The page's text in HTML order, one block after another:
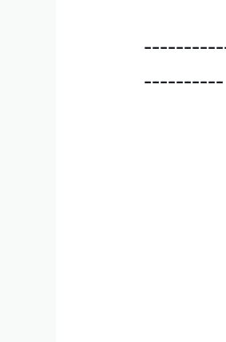
----------